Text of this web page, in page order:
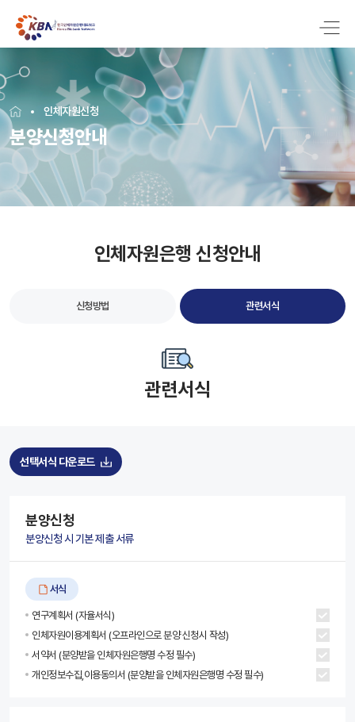
인체자원신청
분양신청안내
인체자원은행 신청안내
신청방법 관련서식
관련서식
선택서식 다운로드
분양신청
분양신청 시 기본 제출 서류
서식
연구계획서 (자율서식)
인체자원이용계획서 (오프라인으로 분양 신청시 작성)
서약서 (분양받을 인체자원은행명 수정 필수)
개인정보수집,이용동의서 (분양받을 인체자원은행명 수정 필수)